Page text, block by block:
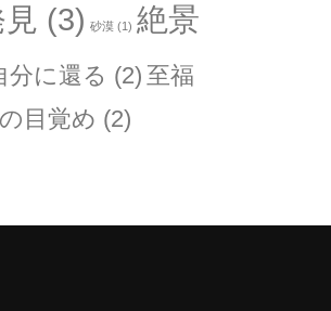
(3) 砂漠 (1) 絶景
分に還る (2) 至福
目覚め (2)